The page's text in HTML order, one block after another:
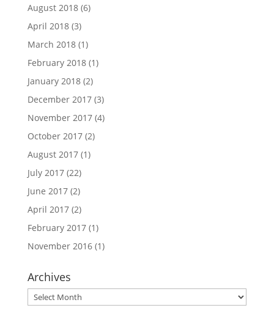
August 2018(6)
April 2018(3)
March 2018(1)
February 2018(1)
January 2018(2)
December 2017(3)
November 2017(4)
October 2017(2)
August 2017(1)
July 2017(22)
June 2017(2)
April 2017(2)
February 2017(1)
November 2016(1)
Archives
Archives